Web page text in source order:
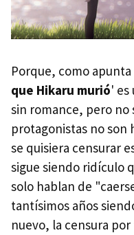
Porque, como
que Hikaru murió' es
sin romance, pero no
protagonistas no son
se quisiera censurar
sigue siendo ridículo
solo hablan de
tantísimos años
nuevo, la censura